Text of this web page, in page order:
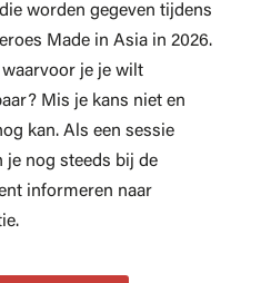
worden gegeven tijdens
Made in Asia in 2026.
je je wilt
Mis je kans niet en
kan. Als een sessie
nog steeds bij de
informeren naar